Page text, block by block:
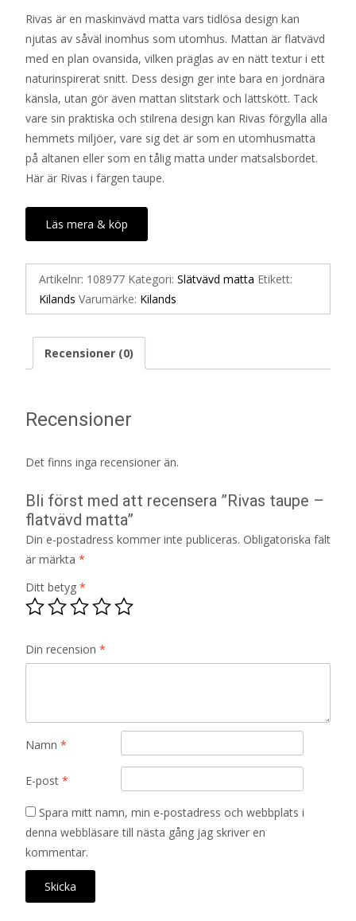
Rivas är en maskinvävd matta vars tidlösa design kan
njutas av såväl inomhus som utomhus. Mattan är flatvävd
med en plan ovansida, vilken präglas av en nätt textur i ett
naturinspirerat snitt. Dess design ger inte bara en jordnära
känsla, utan gör även mattan slitstark och lättskött. Tack
vare sin praktiska och stilrena design kan Rivas förgylla alla
hemmets miljöer, vare sig det är som en utomhusmatta
på altanen eller som en tålig matta under matsalsbordet.
Här är Rivas i färgen taupe.
Läs mera & köp
Artikelnr: 108977 Kategori: Slätvävd matta Etikett:
Kilands Varumärke: Kilands
Recensioner (0)
Recensioner
Det finns inga recensioner än.
Bli först med att recensera ”Rivas taupe –
flatvävd matta”
Din e-postadress kommer inte publiceras. Obligatoriska fält
är märkta *
Ditt betyg *
Din recension *
Namn *
E-post *
Spara mitt namn, min e-postadress och webbplats i
denna webbläsare till nästa gång jag skriver en
kommentar.